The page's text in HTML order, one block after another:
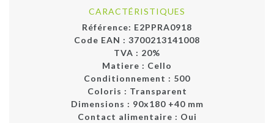
CARACTÉRISTIQUES
Référence: E2PPRA0918
Code EAN : 3700213141008
TVA : 20%
Matiere : Cello
Conditionnement : 500
Coloris : Transparent
Dimensions : 90x180 +40 mm
Contact alimentaire : Oui